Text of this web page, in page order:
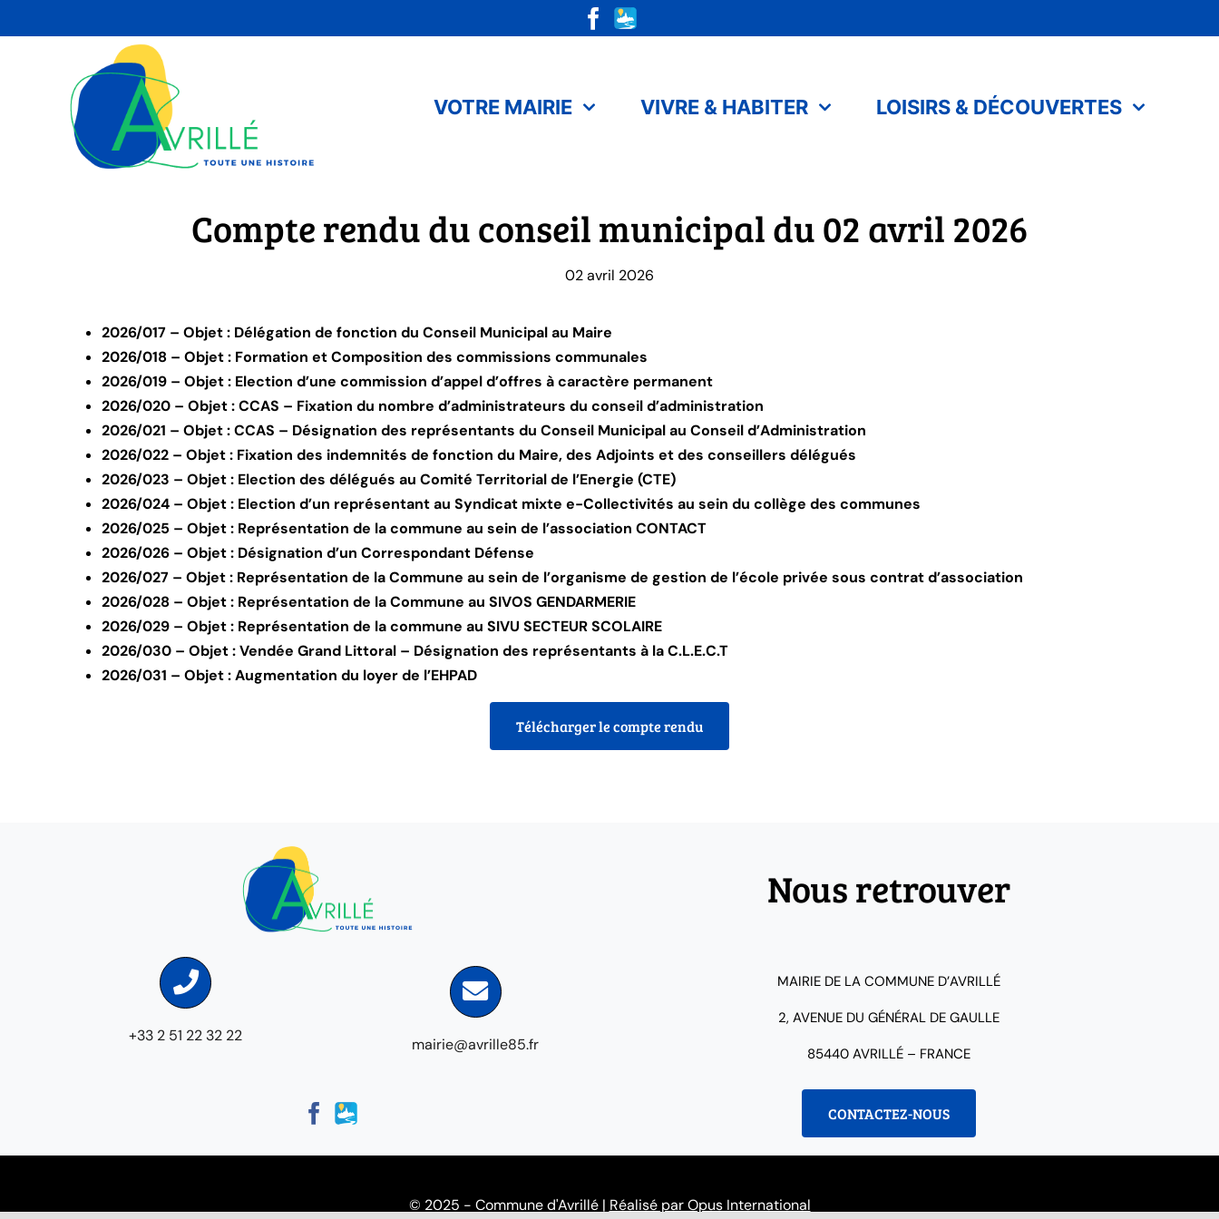
to
VOTRE MAIRIE VIVRE & HABITER LOISIRS & DÉCOUVERTES
Compte rendu du conseil municipal du 02 avril 2026
02 avril 2026
2026/017 – Objet : Délégation de fonction du Conseil Municipal au Maire
2026/018 – Objet : Formation et Composition des commissions communales
2026/019 – Objet : Election d’une commission d’appel d’offres à caractère permanent
2026/020 – Objet : CCAS – Fixation du nombre d’administrateurs du conseil d’administration
2026/021 – Objet : CCAS – Désignation des représentants du Conseil Municipal au Conseil d’Administration
2026/022 – Objet : Fixation des indemnités de fonction du Maire, des Adjoints et des conseillers délégués
2026/023 – Objet : Election des délégués au Comité Territorial de l’Energie (CTE)
2026/024 – Objet : Election d’un représentant au Syndicat mixte e-Collectivités au sein du collège des communes
2026/025 – Objet : Représentation de la commune au sein de l’association CONTACT
2026/026 – Objet : Désignation d’un Correspondant Défense
2026/027 – Objet : Représentation de la Commune au sein de l’organisme de gestion de l’école privée sous contrat d’association
2026/028 – Objet : Représentation de la Commune au SIVOS GENDARMERIE
2026/029 – Objet : Représentation de la commune au SIVU SECTEUR SCOLAIRE
2026/030 – Objet : Vendée Grand Littoral – Désignation des représentants à la C.L.E.C.T
2026/031 – Objet : Augmentation du loyer de l’EHPAD
Télécharger le compte rendu
Nous retrouver
+33 2 51 22 32 22 mairie@avrille85.fr
MAIRIE DE LA COMMUNE D’AVRILLÉ
2, AVENUE DU GÉNÉRAL DE GAULLE
85440 AVRILLÉ – FRANCE
CONTACTEZ-NOUS
© 2025 - Commune d'Avrillé | Réalisé par Opus International